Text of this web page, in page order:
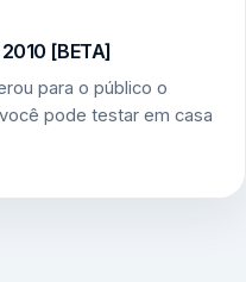
[BETA]
para o público o
pode testar em casa